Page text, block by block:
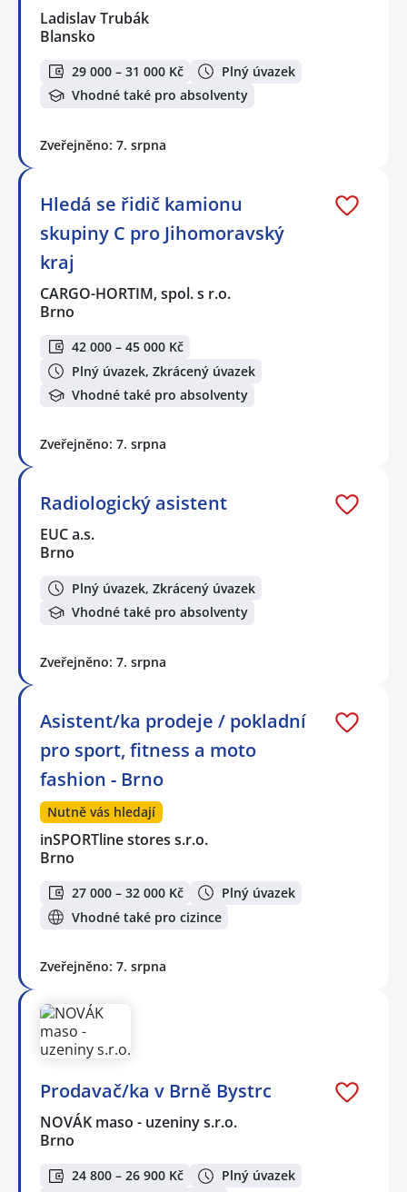
Ladislav Trubák
Blansko
29 000 – 31 000 Kč
Plný úvazek
Vhodné také pro absolventy
Zveřejněno: 7. srpna
Hledá se řidič kamionu
skupiny C pro Jihomoravský
kraj
CARGO-HORTIM, spol. s r.o.
Brno
42 000 – 45 000 Kč
Plný úvazek, Zkrácený úvazek
Vhodné také pro absolventy
Zveřejněno: 7. srpna
Radiologický asistent
EUC a.s.
Brno
Plný úvazek, Zkrácený úvazek
Vhodné také pro absolventy
Zveřejněno: 7. srpna
Asistent/ka prodeje / pokladní
pro sport, fitness a moto
fashion - Brno
Nutně vás hledají
inSPORTline stores s.r.o.
Brno
27 000 – 32 000 Kč
Plný úvazek
Vhodné také pro cizince
Zveřejněno: 7. srpna
Prodavač/ka v Brně Bystrc
NOVÁK maso - uzeniny s.r.o.
Brno
24 800 – 26 900 Kč
Plný úvazek